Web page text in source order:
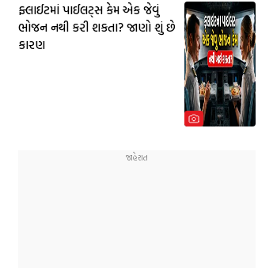
ફ્લાઈટમાં પાઈલટ્સ કેમ એક જેવું
ભોજન નથી કરી શકતા? જાણો શું છે
કારણ